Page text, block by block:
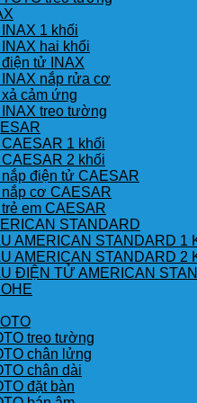
hàng.
1 khối
hai khối
tử INAX
INAX nắp rửa cơ
cảm ứng
INAX treo tường
1 khối
2 khối
nắp điện tử CAESAR
nắp cơ CAESAR
em CAESAR
STANDARD
AMERICAN STANDARD 1
AMERICAN STANDARD 2
ĐIỆN TỬ AMERICAN
treo tường
chân lửng
chân dài
đặt bàn